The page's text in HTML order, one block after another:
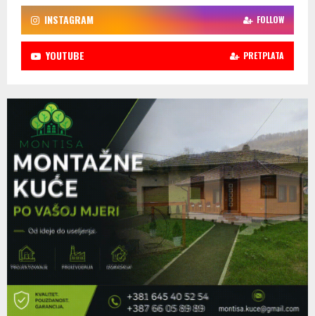
INSTAGRAM FOLLOW
YOUTUBE PRETPLATA